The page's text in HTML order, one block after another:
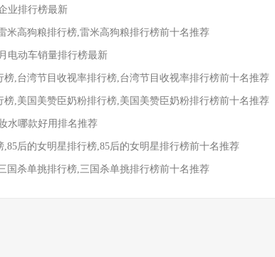
业排行榜最新
米高狗粮排行榜,雷米高狗粮排行榜前十名推荐
电动车销量排行榜最新
榜,台湾节目收视率排行榜,台湾节目收视率排行榜前十名推荐
榜,美国美赞臣奶粉排行榜,美国美赞臣奶粉排行榜前十名推荐
水哪款好用排名推荐
,85后的女明星排行榜,85后的女明星排行榜前十名推荐
国杀单挑排行榜,三国杀单挑排行榜前十名推荐